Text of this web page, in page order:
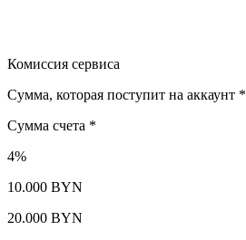
Комиссия сервиса
Сумма, которая поступит на аккаунт *
Сумма счета *
4%
10.000 BYN
20.000 BYN